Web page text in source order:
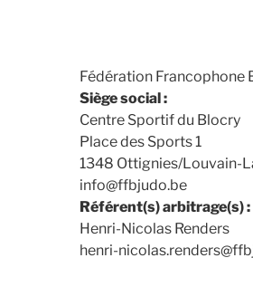
Fédération Francophone
Siège social :
Centre Sportif du Blocry
Place des Sports 1
1348 Ottignies/Louvain-
info@ffbjudo.be
Référent(s) arbitrage(s) :
Henri-Nicolas Renders
henri-